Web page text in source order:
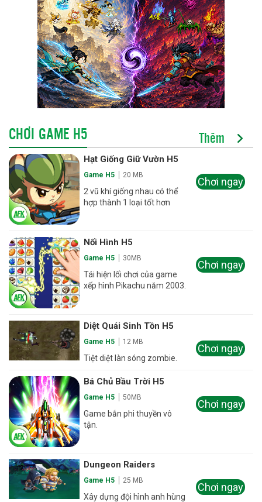
CHƠI GAME H5 Thêm
Hạt Giống Giữ Vườn H5
Game H5 20 MB
2 vũ khí giống nhau có thể
hợp thành 1 loại tốt hơn
Chơi ngay
Nối Hình H5
Game H5 30MB
Tái hiện lối chơi của game
xếp hình Pikachu năm 2003.
Chơi ngay
Diệt Quái Sinh Tồn H5
Game H5 12 MB
Tiệt diệt làn sóng zombie.
Chơi ngay
Bá Chủ Bầu Trời H5
Game H5 50MB
Game bắn phi thuyền vô
tận.
Chơi ngay
Dungeon Raiders
Game H5 25 MB
Xây dựng đội hình anh hùng
Chơi ngay